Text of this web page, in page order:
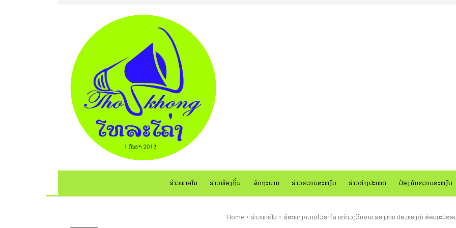
ຂ່າວພາຍໃນ ຂ່າວທ້ອງຖິ່ນ ລັດຖະບານ ຂ່າວຄວາມສະຫງົບ ຂ່າວຕ່າງປະເທດ ປ້ອງກັນຄວາມສະຫງົບ
Home ຂ່າວພາຍໃນ ຂໍສະແດງຄວາມໄວ້ອາໄລ ແດ່ດວງວິນຍານ ຂອງທ່ານ ປອ.ທອງຄຳ ອ່ອນມະນີສອ